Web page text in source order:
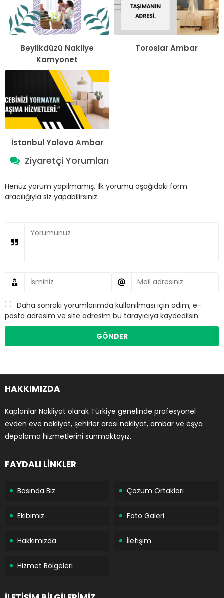
Beylikdüzü Nakliye
Kamyonet
Toroslar Ambar
İstanbul Yalova Ambar
Ziyaretçi Yorumları
Henüz yorum yapılmamış. İlk yorumu aşağıdaki form
aracılığıyla siz yapabilirsiniz.
Daha sonraki yorumlarımda kullanılması için adım, e-
posta adresim ve site adresim bu tarayıcıya kaydedilsin.
HAKKIMIZDA
Kaplanlar Nakliyat olarak Türkiye genelinde profesyonel
evden eve nakliyat, şehirler arası nakliyat, ambar ve eşya
depolama hizmetlerini sunmaktayız.
FAYDALI LİNKLER
Basında Biz Çözüm Ortakları
Ekibimiz Foto Galeri
Hakkımızda İletişim
Hizmet Bölgeleri